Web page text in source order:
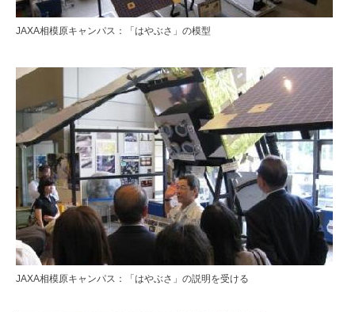
JAXA相模原キャンパス：「はやぶさ」の模型
JAXA相模原キャンパス：「はやぶさ」の説明を受ける